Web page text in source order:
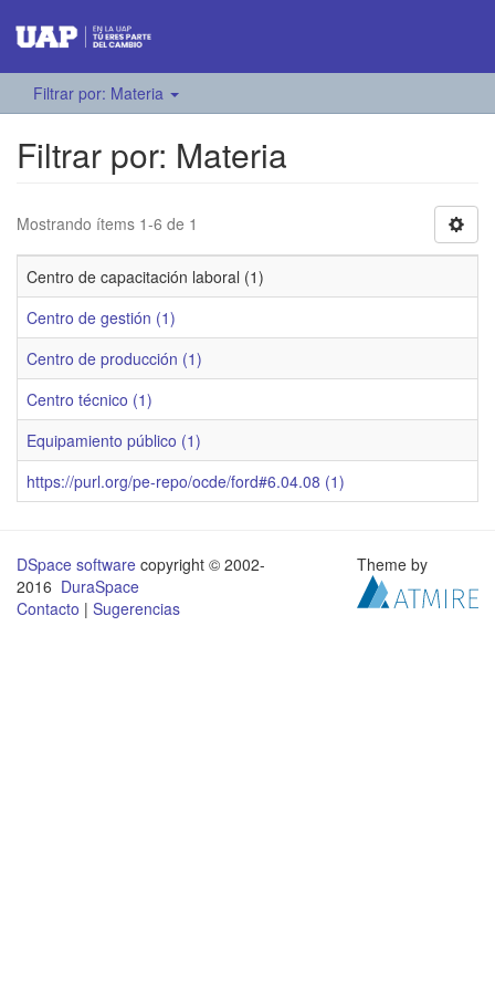
Filtrar por: Materia
Filtrar por: Materia
Mostrando ítems 1-6 de 1
Centro de capacitación laboral (1)
Centro de gestión (1)
Centro de producción (1)
Centro técnico (1)
Equipamiento público (1)
https://purl.org/pe-repo/ocde/ford#6.04.08 (1)
DSpace software copyright © 2002-
2016 DuraSpace
Contacto | Sugerencias
Theme by